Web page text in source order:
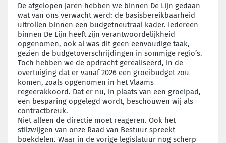
De afgelopen jaren hebben we binnen De Lijn gedaan
wat van ons verwacht werd: de basisbereikbaarheid
uitrollen binnen een budgetneutraal kader. Iedereen
binnen De Lijn heeft zijn verantwoordelijkheid
opgenomen, ook al was dit geen eenvoudige taak,
gezien de budgetoverschrijdingen in sommige regio’s.
Toch hebben we de opdracht gerealiseerd, in de
overtuiging dat er vanaf 2026 een groeibudget zou
komen, zoals opgenomen in het Vlaams
regeerakkoord. Dat er nu, in plaats van een groeipad,
een besparing opgelegd wordt, beschouwen wij als
contractbreuk.
Niet alleen de directie moet reageren. Ook het
stilzwijgen van onze Raad van Bestuur spreekt
boekdelen. Waar in de vorige legislatuur nog scherp